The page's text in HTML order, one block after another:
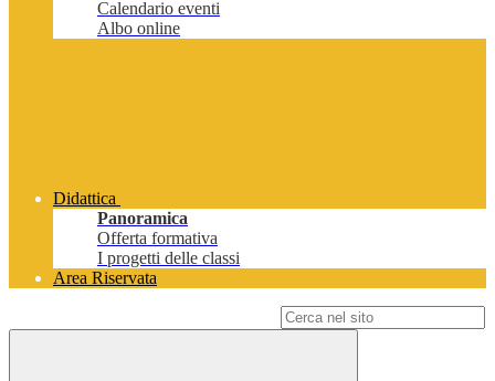
Calendario eventi
Albo online
Didattica
Panoramica
Offerta formativa
I progetti delle classi
Area Riservata